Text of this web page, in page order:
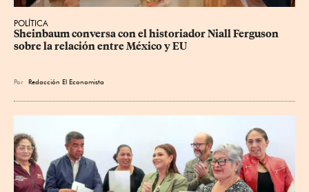
POLÍTICA
Sheinbaum conversa con el historiador Niall Ferguson
sobre la relación entre México y EU
Por Redacción El Economista